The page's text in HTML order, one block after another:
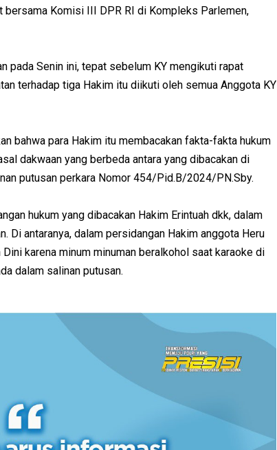
Komisi III DPR RI di Kompleks Parlemen,
pada Senin ini, tepat sebelum KY mengikuti rapat
terhadap tiga Hakim itu diikuti oleh semua Anggota KY
bahwa para Hakim itu membacakan fakta-fakta hukum
dakwaan yang berbeda antara yang dibacakan di
putusan perkara Nomor 454/Pid.B/2024/PN.Sby.
hukum yang dibacakan Hakim Erintuah dkk, dalam
Di antaranya, dalam persidangan Hakim anggota Heru
karena minum minuman beralkohol saat karaoke di
dalam salinan putusan.